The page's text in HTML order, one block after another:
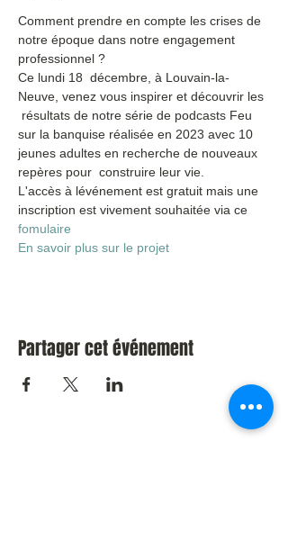
Comment prendre en compte les crises de
notre époque dans notre engagement
professionnel ?
Ce lundi 18  décembre, à Louvain-la-
Neuve, venez vous inspirer et découvrir les
résultats de notre série de podcasts Feu
sur la banquise réalisée en 2023 avec 10
jeunes adultes en recherche de nouveaux
repères pour  construire leur vie.
L'accès à lévénement est gratuit mais une
inscription est vivement souhaitée via ce
fomulaire
En savoir plus sur le projet
Partager cet événement